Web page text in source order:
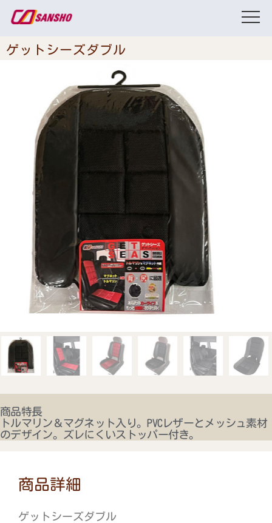
ゲットシーズダブル
商品特長
トルマリン＆マグネット入り。PVCレザーとメッシュ素材
のデザイン。ズレにくいストッパー付き。
商品詳細
ゲットシーズダブル